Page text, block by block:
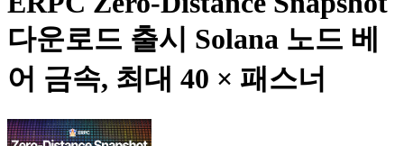
다운로드 출시 Solana 노드 베
어 금속, 최대 40 × 패스너